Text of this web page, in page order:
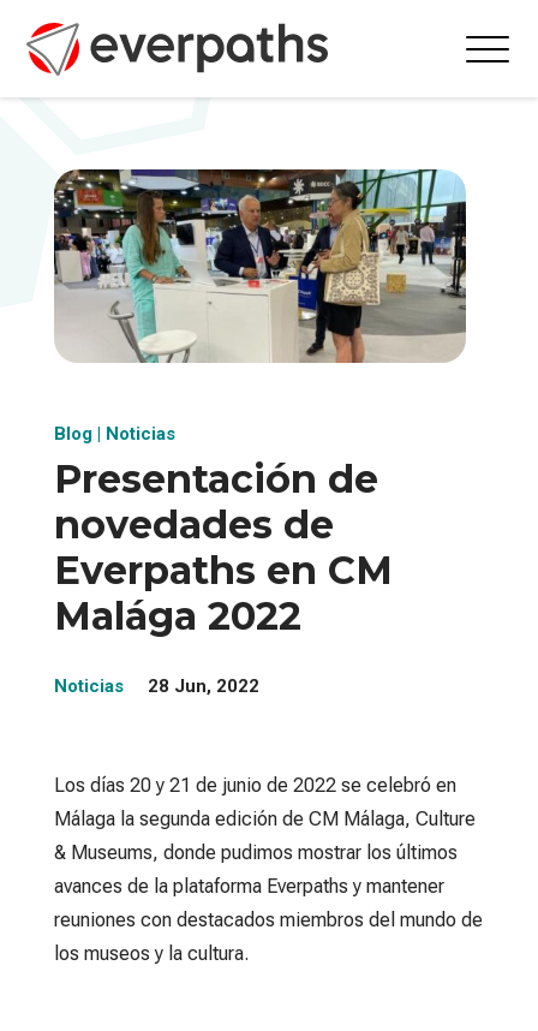
Blog| Noticias
Presentación de
novedades de
Everpaths en CM
Malága 2022
Noticias 28 Jun, 2022
Los días 20 y 21 de junio de 2022 se celebró en
Málaga la segunda edición de CM Málaga, Culture
& Museums, donde pudimos mostrar los últimos
avances de la plataforma Everpaths y mantener
reuniones con destacados miembros del mundo de
los museos y la cultura.